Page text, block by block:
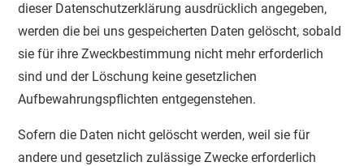
dieser Datenschutzerklärung ausdrücklich angegeben,
werden die bei uns gespeicherten Daten gelöscht, sobald
sie für ihre Zweckbestimmung nicht mehr erforderlich
sind und der Löschung keine gesetzlichen
Aufbewahrungspflichten entgegenstehen.
Sofern die Daten nicht gelöscht werden, weil sie für
andere und gesetzlich zulässige Zwecke erforderlich